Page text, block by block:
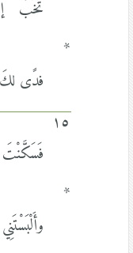
تَخُبُّ
*
فدًى
١٥
فَسَكَّنْتَ
*